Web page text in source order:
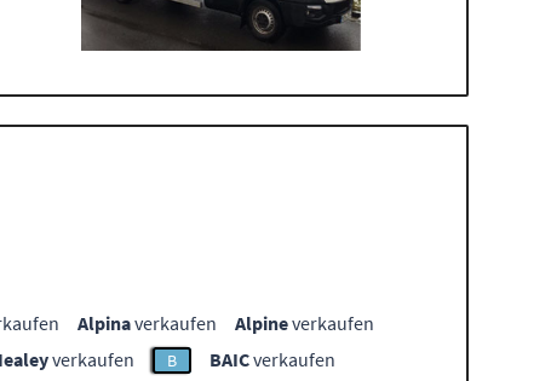
Alpinaverkaufen Alpineverkaufen
verkaufen B BAICverkaufen